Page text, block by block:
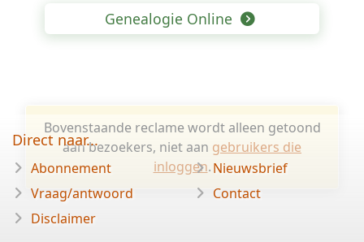
Genealogie Online
Bovenstaande reclame wordt alleen getoond
aan bezoekers, niet aan gebruikers die
inloggen.
Direct naar...
Abonnement
Vraag/antwoord
Disclaimer
Nieuwsbrief
Contact